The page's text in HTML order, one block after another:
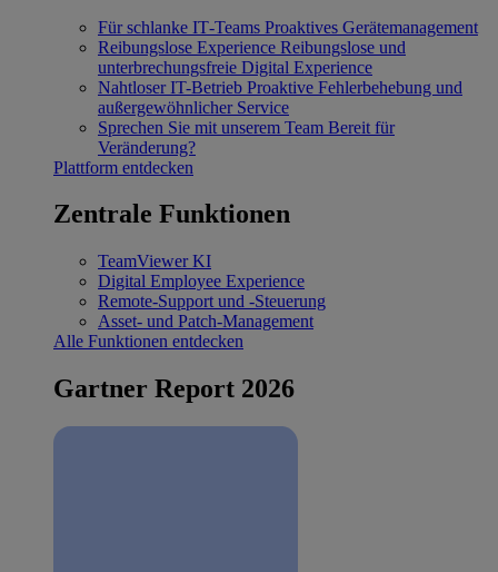
Für schlanke IT‐Teams Proaktives Gerätemanagement
Reibungslose Experience Reibungslose und
unterbrechungsfreie Digital Experience
Nahtloser IT-Betrieb Proaktive Fehlerbehebung und
außergewöhnlicher Service
Sprechen Sie mit unserem Team Bereit für
Veränderung?
Plattform entdecken
Zentrale Funktionen
TeamViewer KI
Digital Employee Experience
Remote-Support und -Steuerung
Asset- und Patch-Management
Alle Funktionen entdecken
Gartner Report 2026